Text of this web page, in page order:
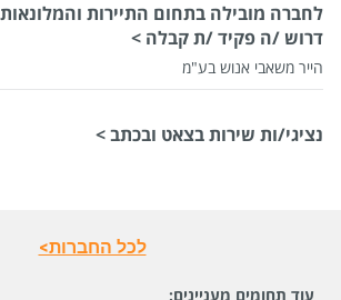
לחברה מובילה בתחום התיירות והמלונאות
דרוש /ה פקיד /ת קבלה >
הייר משאבי אנוש בע"מ
נציגי/ות שירות בצאט ובכתב >
לכל החברות>
עוד תחומים מעניינים: